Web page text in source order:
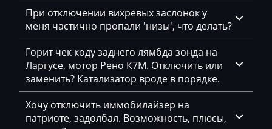
Faresin
Farmtrac
FAW
Fendt
Fiat
При отключении вихревых заслонок у
меня частично пропали 'низы', что делать?
Горит чек коду заднего лямбда зонда на
Ларгусе, мотор Рено К7М. Отключить или
заменить? Катализатор вроде в порядке.
Хочу отключить иммобилайзер на
патриоте, задолбал. Возможность, плюсы,